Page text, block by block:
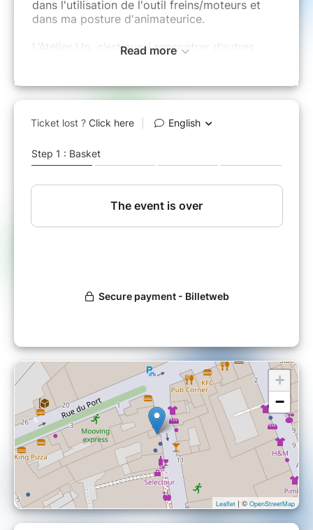
dans l'utilisation de l'outil freins/moteurs et
dans ma posture d'animateurice.
L’Atelier Up, c’est aussi rencontrer d’autres
anecdotes pour « être » en prenant soin de
notre énergie; c’est aussi un moment de
découverte et d’apprentissage par le « faire »
pour soutenir le démarrage et le
» les résultats à la hauteur de nos rêves… «
des Ateliers Up au service d’un entreprenariat
responsable, créatif, agile et engagé !
Read more
+
−
Leaflet | © OpenStreetMap